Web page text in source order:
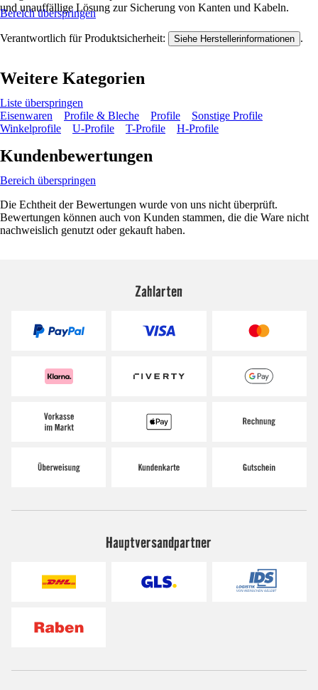
und unauffällige Lösung zur Sicherung von Kanten und Kabeln.
Bereich überspringen
Verantwortlich für Produktsicherheit: Siehe Herstellerinformationen .
Weitere Kategorien
Liste überspringen
Eisenwaren
Profile & Bleche Profile
Sonstige Profile
Winkelprofile
U-Profile T-Profile H-Profile
Kundenbewertungen
Bereich überspringen
Die Echtheit der Bewertungen wurde von uns nicht überprüft.
Bewertungen können auch von Kunden stammen, die die Ware nicht
nachweislich genutzt oder gekauft haben.
Zahlarten
Hauptversandpartner